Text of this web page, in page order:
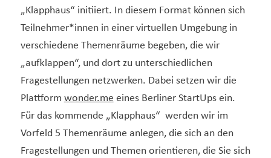
„Klapphaus“ initiiert. In diesem Format können sich
Teilnehmer*innen in einer virtuellen Umgebung in
verschiedene Themenräume begeben, die wir
„aufklappen“, und dort zu unterschiedlichen
Fragestellungen netzwerken. Dabei setzen wir die
Plattform wonder.me eines Berliner StartUps ein.
Für das kommende „Klapphaus“ werden wir im
Vorfeld 5 Themenräume anlegen, die sich an den
Fragestellungen und Themen orientieren, die Sie sich